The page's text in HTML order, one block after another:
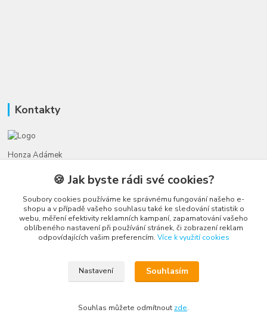
Kontakty
Honza Adámek
(Po-Ne, 9-21 hod.)
honza@autahracky.cz
Upravit sběr cookies.
🍪 Jak byste rádi své cookies?
Soubory cookies používáme ke správnému fungování našeho e-
shopu a v případě vašeho souhlasu také ke sledování statistik o
webu, měření efektivity reklamních kampaní, zapamatování vašeho
oblíbeného nastavení při používání stránek, či zobrazení reklam
odpovídajících vašim preferencím. Více k využití cookies
Nastavení Souhlasím
Souhlas můžete odmítnout zde.